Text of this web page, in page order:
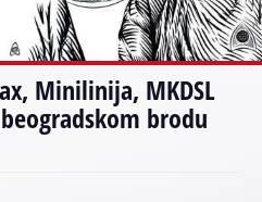
Minilinija, MKDSL
brodu